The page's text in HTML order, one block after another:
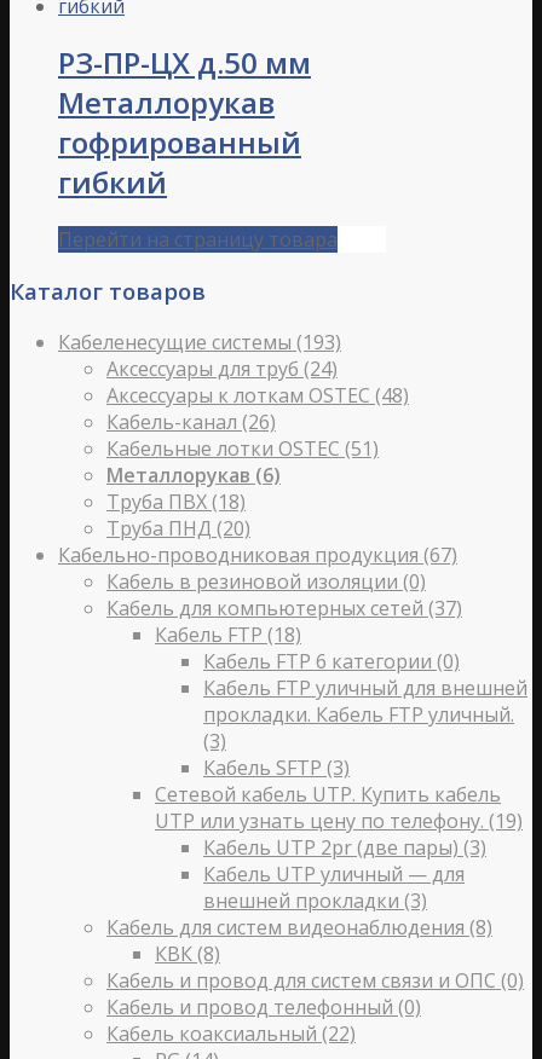
РЗ-ПР-ЦХ д.50 мм
Металлорукав
гофрированный
гибкий
Перейти на страницу товара
Каталог товаров
Кабеленесущие системы (193)
Аксессуары для труб (24)
Аксессуары к лоткам OSTEC (48)
Кабель-канал (26)
Кабельные лотки OSTEC (51)
Металлорукав (6)
Труба ПВХ(18)
Труба ПНД (20)
Кабельно-проводниковая продукция (67)
Кабель в резиновой изоляции (0)
Кабель для компьютерных сетей (37)
Кабель FTP (18)
Кабель FTP 6 категории (0)
Кабель FTP уличный для внешней
прокладки. Кабель FTP уличный.
(3)
Кабель SFTP (3)
Сетевой кабель UTP. Купить кабель
UTP или узнать цену по телефону. (19)
Кабель UTP 2pr (две пары) (3)
Кабель UTP уличный — для
внешней прокладки (3)
Кабель для систем видеонаблюдения (8)
КВК(8)
Кабель и провод для систем связи и ОПС (0)
Кабель и провод телефонный (0)
Кабель коаксиальный (22)